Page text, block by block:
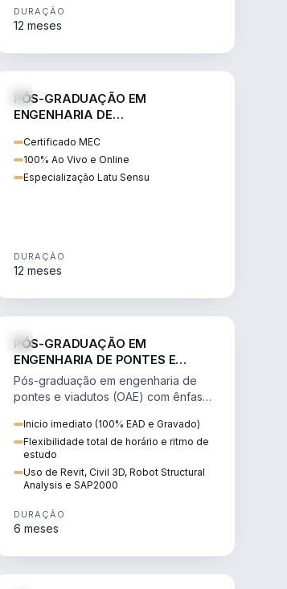
DURAÇÃO
12 meses
PÓS-GRADUAÇÃO EM
ENGENHARIA DE
E MANUTENÇÃO DE ALTA
TENSÃO
Certificado MEC
100% Ao Vivo e Online
Especialização Latu Sensu
DURAÇÃO
12 meses
PÓS-GRADUAÇÃO EM
ENGENHARIA DE PONTES E
VIADUTOS COM ÊNFASE EM BIM
(OAE)
Pós-graduação em engenharia de
pontes e viadutos (OAE) com ênfase
dimensionamento de pontes.
Inicio imediato (100% EAD e Gravado)
Flexibilidade total de horário e ritmo de
estudo
Uso de Revit, Civil 3D, Robot Structural
Analysis e SAP2000
DURAÇÃO
6 meses